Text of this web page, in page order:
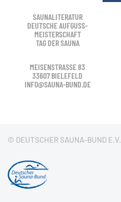
SAUNALITERATUR
DEUTSCHE AUFGUSS-
MEISTERSCHAFT
TAG DER SAUNA
MEISENSTRASSE 83
33607 BIELEFELD
INFO@SAUNA-BUND.DE
© DEUTSCHER SAUNA-BUND E.V.